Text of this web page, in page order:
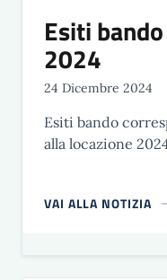
Esiti
2024
24 Dicembre 2024
Esiti bando
alla locazione
VAI ALLA NOTIZIA